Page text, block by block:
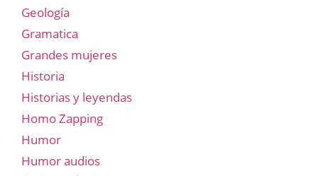
Geología
Gramatica
Grandes mujeres
Historia
Historias y leyendas
Homo Zapping
Humor
Humor audios